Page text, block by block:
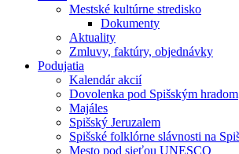
Mestské kultúrne stredisko
Dokumenty
Aktuality
Zmluvy, faktúry, objednávky
Podujatia
Kalendár akcií
Dovolenka pod Spišským hradom
Majáles
Spišský Jeruzalem
Spišské folklórne slávnosti na
Mesto pod sieťou UNESCO